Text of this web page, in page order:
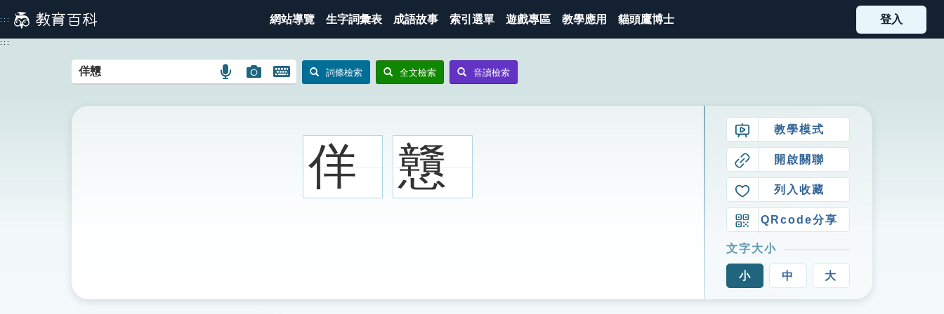
到
主
::: 網站導覽 生字詞彙表 成語故事 索引選單 遊戲專區 教學應用 貓頭鷹博士 登入
:::
語
搜
圖
搜
開
鍵
詞條檢索 全文檢索 音讀檢索
佯 戇
教學模式
開啟關聯
列入收藏
QRcode分享
文字大小
小 中 大